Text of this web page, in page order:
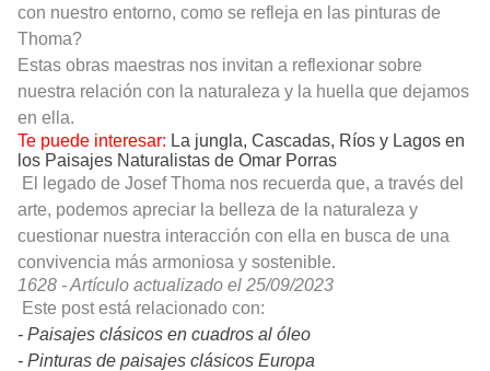
con nuestro entorno, como se refleja en las pinturas de
Thoma?
Estas obras maestras nos invitan a reflexionar sobre
nuestra relación con la naturaleza y la huella que dejamos
en ella.
Te puede interesar: La jungla, Cascadas, Ríos y Lagos en
los Paisajes Naturalistas de Omar Porras
El legado de Josef Thoma nos recuerda que, a través del
arte, podemos apreciar la belleza de la naturaleza y
cuestionar nuestra interacción con ella en busca de una
convivencia más armoniosa y sostenible.
1628 - Artículo actualizado el 25/09/2023
Este post está relacionado con:
- Paisajes clásicos en cuadros al óleo
- Pinturas de paisajes clásicos Europa